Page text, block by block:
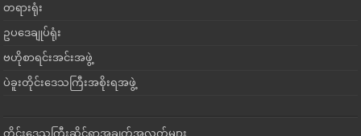
တရားရုံး
ဥပဒေချုပ်ရုံး
ဗဟိုစာရင်းအင်းအဖွဲ့
ပဲခူးတိုင်းဒေသကြီးအစိုးရအဖွဲ့
တိုင်းဒေသကြီးဆိုင်ရာအချက်အလက်များ